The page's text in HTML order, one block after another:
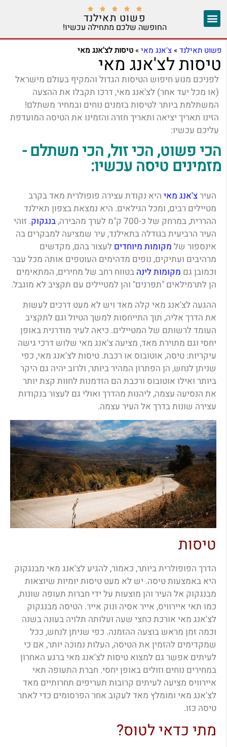





פשוט תאילנד
החופשה שלכם מתחילה עכשיו!
פשוט תאילנד» צ'אנג מאי» טיסות לצ'אנג מאי
טיסות לצ'אנג מאי
לפניכם מנוע חיפוש הטיסות הגדול והמקיף בעולם מישראל
(או מכל יעד אחר) לצ'אנג מאי, דרכו תקבלו את ההצעה
המשתלמת ביותר לטיסות בזמנים נוחים ובמחיר משתלם!
הזינו תאריך יציאה ותאריך חזרה והזמינו את הטיסה המועדפת
עליכם עכשיו:
הכי פשוט, הכי זול, הכי משתלם -
מזמינים טיסה עכשיו:
העירצ'אנג מאי היא נקודת עצירה פופולרית מאד בקרב
מטיילים רבים, ומכל הגילאים. היא נמצאת בצפון תאילנד
ההררית, במרחק של כ-700 ק"מ לערך מהבירה,
בנגקוק. זוהי
העיר הרביעית בגודלה בתאילנד, עיר שמציעה למבקרים בה
אינספור של מקומות מיוחדים לעצור בהם, מקדשים
מרהיבים ועתיקים, נופים מדהימים העוטפים אותה מכל עבר
וכמובן גם מקומות לינה בטווח רחב של מחירים, המתאימים
הן לתרמילאים "תפרנים" והן למטיילים עם תקציב לא מוגבל.
ההגעה לצ'אנג מאי קלה מאד ויש לא מעט דרכים לעשות
את הדרך אליה, תוך התייחסות למשך הטיול וגם לתקציב
העומד לרשותם של המטיילים. כיאה לעיר מודרנית באופן
יחסי וגם מתוירת מאד, מציעה צ'אנג מאי שלוש דרכי גישה
עיקריות: טיסה, אוטובוס או רכבת. טיסות לצ'אנג מאי, כפי
שניתן לנחש, הן הפתרון המהיר ביותר, ולרוב יהיה גם היקר
ביותר ואילו אוטובוס ורכבת הם הזדמנות לחוות קצת יותר
את הנסיעה עצמה, ליהנות מהדרך ואולי גם לעצור בנקודות
עצירה שונות בדרך אל העיר עצמה.
טיסות
הדרך הפופולרית ביותר, כאמור, להגיע לצ'אנג מאי מבנגקוק
היא באמצעות טיסה. יש לא מעט טיסות יומיות שיוצאות
מבנגקוק אל העיר והן מוצעות על ידי חברות תעופה שונות,
כמו תאי איירוויס, אייר אסיה ונוק אייר. הטיסה מבנגקוק
לצ'אנג מאי אורכת כחצי שעה ועלותה תלויה בעונה בשנה
וכמה זמן מראש בוצעה ההזמנה. כפי שניתן לנחש, ככל
שמקדימים להזמין את הטיסה, העלות נמוכה יותר, אם כי
לעיתים אפשר גם למצוא טיסות לצ'אנג מאי ברגע האחרון
במחירים נוחים וזולים באופן יחסי. חברת התעופה תאי
איירוויס מציעה לעיתים קרובות תעריפים תחרותיים מאד
לצ'אנג מאי ומומלץ מאד לעקוב אחר הפרסומים כדי לאתר
טיסה כזו.
מתי כדאי לטוס?